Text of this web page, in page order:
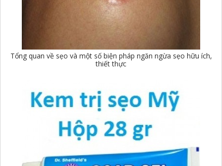
Tổng quan về sẹo và một số biện pháp ngăn ngừa sẹo hữu ích,
thiết thực